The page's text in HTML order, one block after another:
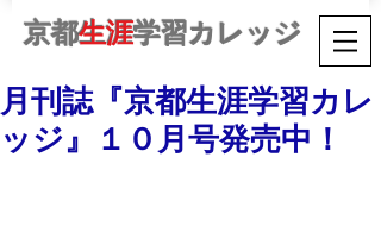
京都生涯学習カレッジ
月刊誌『京都生涯学習カレ
ッジ』１０月号発売中！